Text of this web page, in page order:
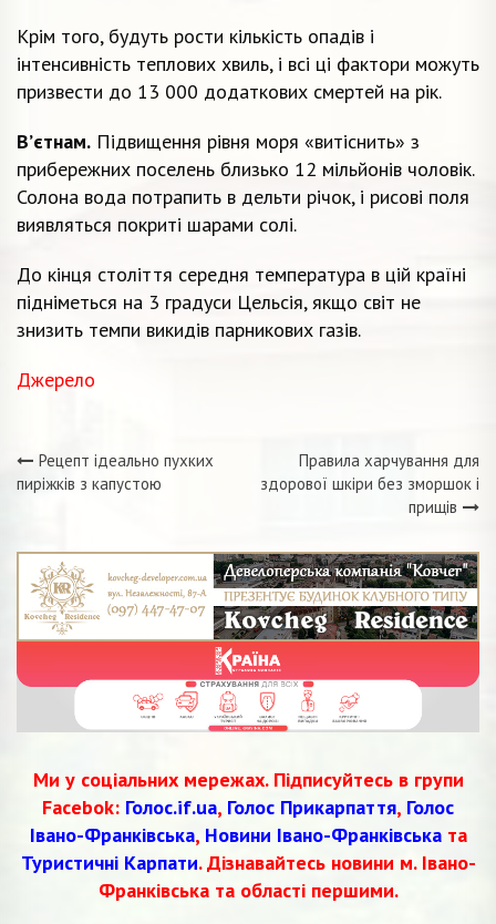
Крім того, будуть рости кількість опадів і
інтенсивність теплових хвиль, і всі ці фактори можуть
призвести до 13 000 додаткових смертей на рік.
В’єтнам. Підвищення рівня моря «витіснить» з
прибережних поселень близько 12 мільйонів чоловік.
Солона вода потрапить в дельти річок, і рисові поля
виявляться покриті шарами солі.
До кінця століття середня температура в цій країні
підніметься на 3 градуси Цельсія, якщо світ не
знизить темпи викидів парникових газів.
Джерело
Навігація
Рецепт ідеально пухких
пиріжків з капустою
Правила харчування для
здорової шкіри без зморшок і
прищів
Ми у соціальних мережах. Підписуйтесь в групи
Facebok: Голос.if.ua, Голос Прикарпаття, Голос
Івано-Франківська, Новини Івано-Франківськата
Туристичні Карпати. Дізнавайтесь новини м. Івано-
Франківська та області першими.